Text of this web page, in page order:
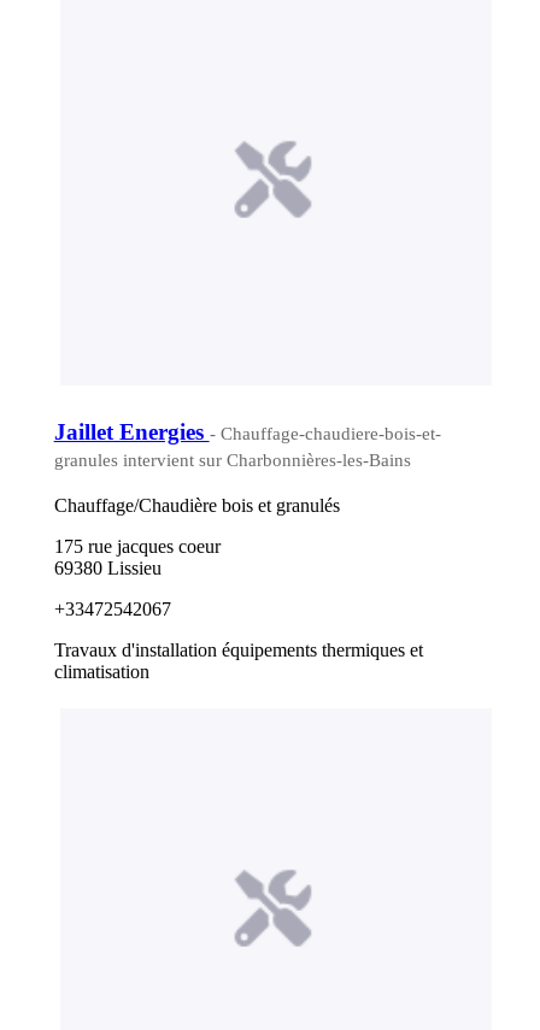
Jaillet Energies - Chauffage-chaudiere-bois-et-
granules intervient sur Charbonnières-les-Bains
Chauffage/Chaudière bois et granulés
175 rue jacques coeur
69380 Lissieu
+33472542067
Travaux d'installation équipements thermiques et
climatisation